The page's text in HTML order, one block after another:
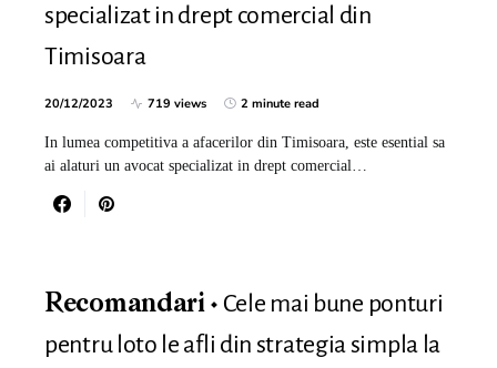
specializat in drept comercial din
Timisoara
20/12/2023 719 views 2 minute read
In lumea competitiva a afacerilor din Timisoara, este esential sa
ai alaturi un avocat specializat in drept comercial…
Recomandari
Cele mai bune ponturi
pentru loto le afli din strategia simpla la